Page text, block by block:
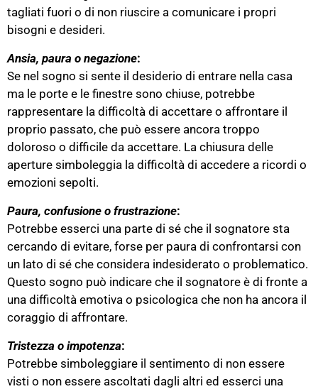
tagliati fuori o di non riuscire a comunicare i propri
bisogni e desideri.
Ansia, paura o negazione:
Se nel sogno si sente il desiderio di entrare nella casa
ma le porte e le finestre sono chiuse, potrebbe
rappresentare la difficoltà di accettare o affrontare il
proprio passato, che può essere ancora troppo
doloroso o difficile da accettare. La chiusura delle
aperture simboleggia la difficoltà di accedere a ricordi o
emozioni sepolti.
Paura, confusione o frustrazione:
Potrebbe esserci una parte di sé che il sognatore sta
cercando di evitare, forse per paura di confrontarsi con
un lato di sé che considera indesiderato o problematico.
Questo sogno può indicare che il sognatore è di fronte a
una difficoltà emotiva o psicologica che non ha ancora il
coraggio di affrontare.
Tristezza o impotenza:
Potrebbe simboleggiare il sentimento di non essere
visti o non essere ascoltati dagli altri ed esserci una